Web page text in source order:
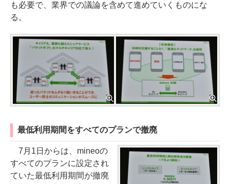
も必要で、業界での議論を含めて進めていくものにな
る。
最低利用期間をすべてのプランで撤廃
7月1日からは、mineoの
すべてのプランに設定され
ていた最低利用期間が撤廃